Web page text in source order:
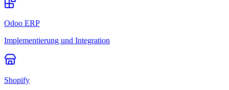
Odoo ERP
Implementierung und Integration
Shopify